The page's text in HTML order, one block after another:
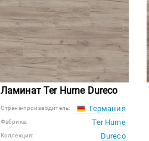
Ламинат Ter Hurne Dureco
Страна-производитель: Германия
Фабрика: Ter Hurne
Коллекция: Dureco